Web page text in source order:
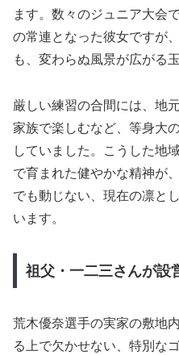
ます。数々のジュニア大会
の常連となった彼女ですが
も、変わらぬ風景が広がる
厳しい練習の合間には、地
家族で楽しむなど、等身大
していました。こうした地
で育まれた健やかな精神が
でも動じない、現在の凛と
います。
祖父・一二三さんが設
荒木優奈選手の実家の敷地
る上で欠かせない、特別な